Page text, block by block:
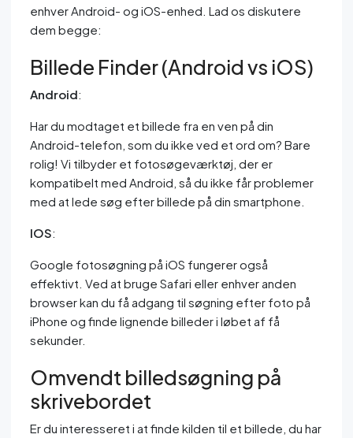
enhver Android- og iOS-enhed. Lad os diskutere
dem begge:
Billede Finder (Android vs iOS)
Android:
Har du modtaget et billede fra en ven på din
Android-telefon, som du ikke ved et ord om? Bare
rolig! Vi tilbyder et fotosøgeværktøj, der er
kompatibelt med Android, så du ikke får problemer
med at lede søg efter billede på din smartphone.
IOS:
Google fotosøgning på iOS fungerer også
effektivt. Ved at bruge Safari eller enhver anden
browser kan du få adgang til søgning efter foto på
iPhone og finde lignende billeder i løbet af få
sekunder.
Omvendt billedsøgning på
skrivebordet
Er du interesseret i at finde kilden til et billede, du har